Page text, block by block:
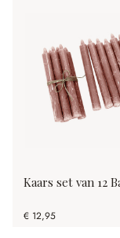
Kaars set van 12
€ 12,95